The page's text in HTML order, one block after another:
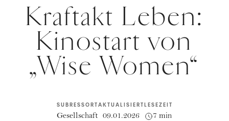
Kraftakt Leben:
Kinostart von
„Wise Women“
SUBRESSORT
Gesellschaft
AKTUALISIERT
09.01.2026
LESEZEIT
7 min